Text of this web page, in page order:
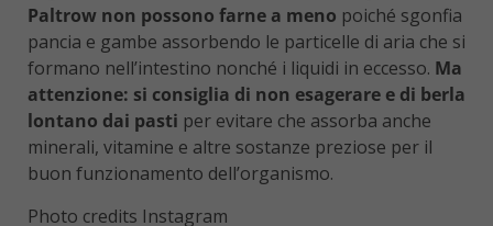
Paltrow non possono farne a meno poiché sgonfia
pancia e gambe assorbendo le particelle di aria che si
formano nell’intestino nonché i liquidi in eccesso. Ma
attenzione: si consiglia di non esagerare e di berla
lontano dai pasti per evitare che assorba anche
minerali, vitamine e altre sostanze preziose per il
buon funzionamento dell’organismo.
Photo credits Instagram